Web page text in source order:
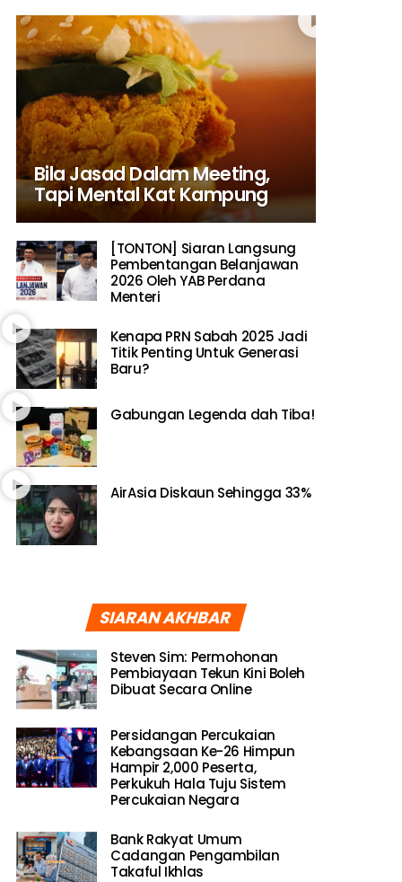
Bila Jasad Dalam Meeting,
Tapi Mental Kat Kampung
[TONTON] Siaran Langsung
Pembentangan Belanjawan
2026 Oleh YAB Perdana
Menteri
Kenapa PRN Sabah 2025 Jadi
Titik Penting Untuk Generasi
Baru?
Gabungan Legenda dah Tiba!
AirAsia Diskaun Sehingga 33%
SIARAN AKHBAR
Steven Sim: Permohonan
Pembiayaan Tekun Kini Boleh
Dibuat Secara Online
Persidangan Percukaian
Kebangsaan Ke-26 Himpun
Hampir 2,000 Peserta,
Perkukuh Hala Tuju Sistem
Percukaian Negara
Bank Rakyat Umum
Cadangan Pengambilan
Takaful Ikhlas